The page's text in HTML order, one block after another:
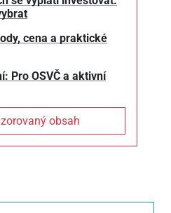
cena a praktické
Pro OSVČ a aktivní
obsah